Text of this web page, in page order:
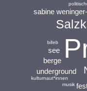
see
berge
sabine
underground
bifeb
kulturnaut*innen
musik